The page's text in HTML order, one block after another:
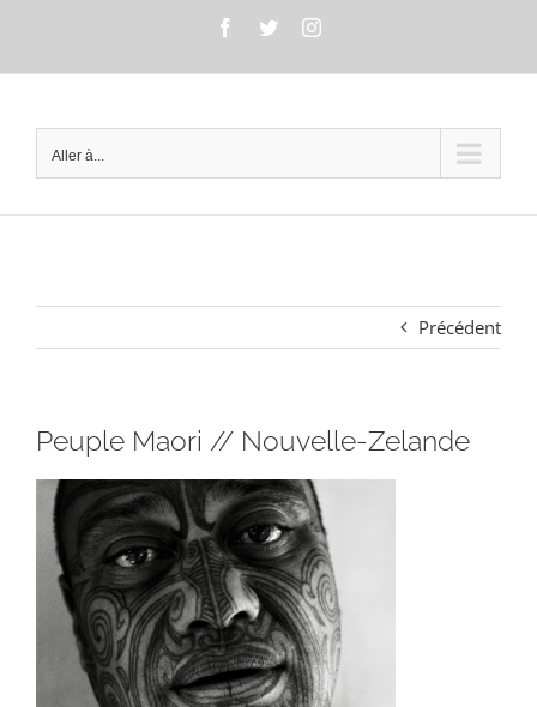
Facebook
TwitterInstagram
Aller à...
Précédent
Peuple Maori // Nouvelle-Zelande